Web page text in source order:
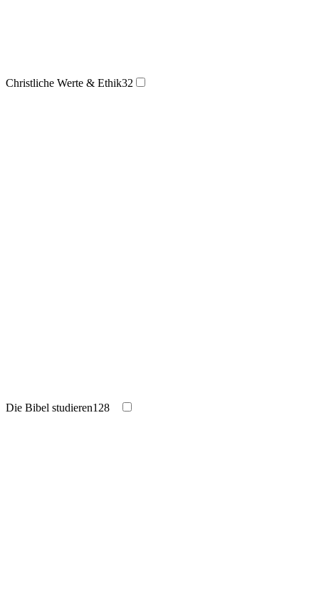
Christliche Werte & Ethik32
Die Bibel studieren128